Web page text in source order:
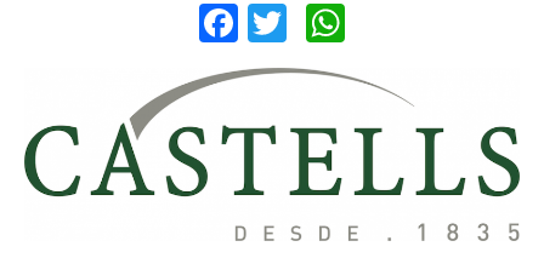
Facebook
Twitter